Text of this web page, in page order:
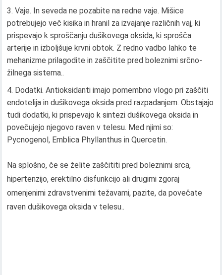
Vaje. In seveda ne pozabite na redne vaje. Mišice
potrebujejo več kisika in hranil za izvajanje različnih vaj, ki
prispevajo k sproščanju dušikovega oksida, ki sprošča
arterije in izboljšuje krvni obtok. Z redno vadbo lahko te
mehanizme prilagodite in zaščitite pred boleznimi srčno-
žilnega sistema..
Dodatki. Antioksidanti imajo pomembno vlogo pri zaščiti
endotelija in dušikovega oksida pred razpadanjem. Obstajajo
tudi dodatki, ki prispevajo k sintezi dušikovega oksida in
povečujejo njegovo raven v telesu. Med njimi so:
Pycnogenol, Emblica Phyllanthus in Quercetin.
Na splošno, če se želite zaščititi pred boleznimi srca,
hipertenzijo, erektilno disfunkcijo ali drugimi zgoraj
omenjenimi zdravstvenimi težavami, pazite, da povečate
raven dušikovega oksida v telesu..